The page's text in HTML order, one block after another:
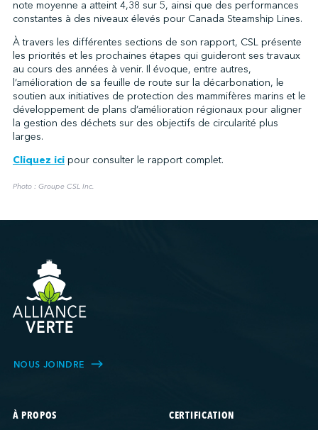
note moyenne a atteint 4,38 sur 5, ainsi que des performances
constantes à des niveaux élevés pour Canada Steamship Lines.
À travers les différentes sections de son rapport, CSL présente
les priorités et les prochaines étapes qui guideront ses travaux
au cours des années à venir. Il évoque, entre autres,
l’amélioration de sa feuille de route sur la décarbonation, le
soutien aux initiatives de protection des mammifères marins et le
développement de plans d’amélioration régionaux pour aligner
la gestion des déchets sur des objectifs de circularité plus
larges.
Cliquez icipour consulter le rapport complet.
Photo : Groupe CSL Inc.
NOUS JOINDRE
À PROPOS CERTIFICATION